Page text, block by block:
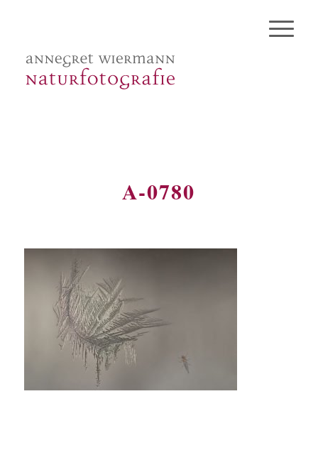
A-0780